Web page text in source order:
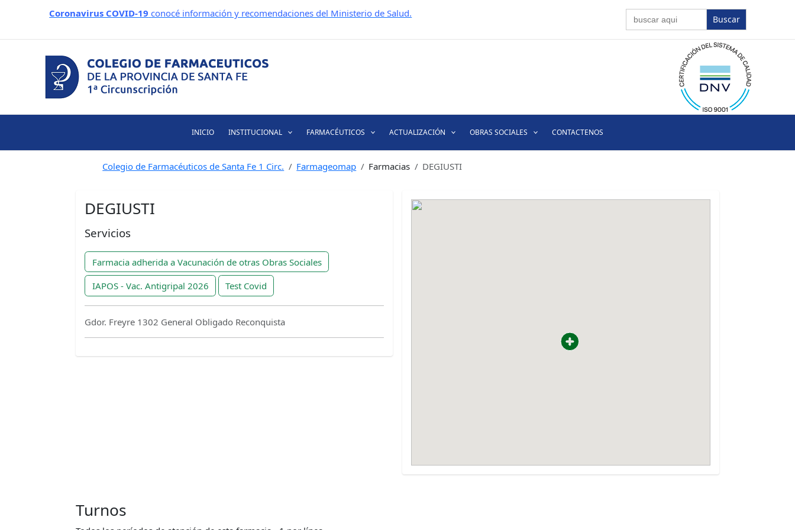
Coronavirus COVID-19 conocé información y recomendaciones del Ministerio de Salud. Buscar:
INICIO INSTITUCIONAL FARMACÉUTICOS ACTUALIZACIÓN OBRAS SOCIALES CONTACTENOS
Colegio de Farmacéuticos de Santa Fe 1 Circ. Farmageomap Farmacias DEGIUSTI
DEGIUSTI
Servicios
Farmacia adherida a Vacunación de otras Obras Sociales
IAPOS - Vac. Antigripal 2026 Test Covid
Gdor. Freyre 1302 General Obligado Reconquista
Turnos